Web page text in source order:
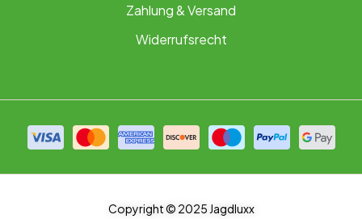
Zahlung & Versand
Widerrufsrecht
Copyright © 2025 Jagdluxx